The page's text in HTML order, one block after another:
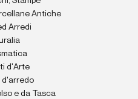
Antiche
Arredi
d'Arte
d'arredo
e da Tasca